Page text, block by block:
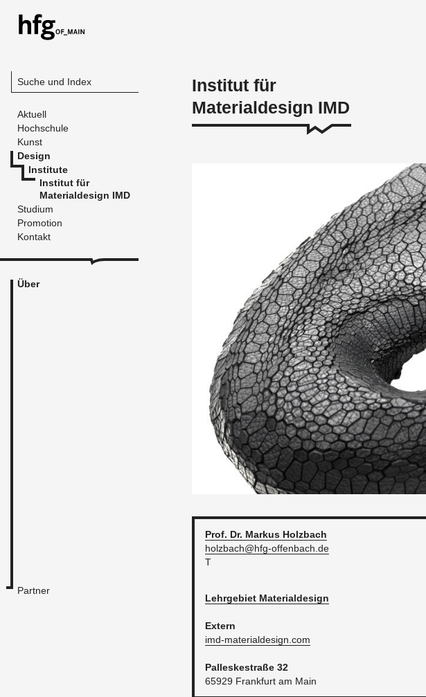
Suche und Index
Aktuell
Hochschule
Kunst
Design
Institute
Institut für
Materialdesign IMD
Studium
Promotion
Kontakt
Über
Partner
Institut für
Materialdesign IMD
Prof. Dr. Mar­kus Holz­bach
holz­bach@​hfg-​of­fen­bach.​de
T
Lehr­ge­biet Ma­te­ri­al­de­sign
Ex­tern
imd-​mat​eria​ldes​ign.​com
Pal­les­ke­stra­ße 32
65929 Frank­furt am Main